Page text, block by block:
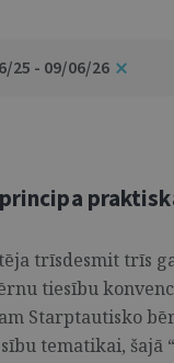
25 - 09/06/26
trīsdesmit trīs
tiesību
Starptautisko
tematikai, šajā